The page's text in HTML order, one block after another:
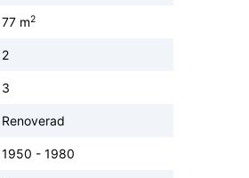
77 m2
2
3
Renoverad
1950 - 1980